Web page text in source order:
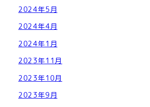
2024年5月
2024年4月
2024年1月
2023年11月
2023年10月
2023年9月